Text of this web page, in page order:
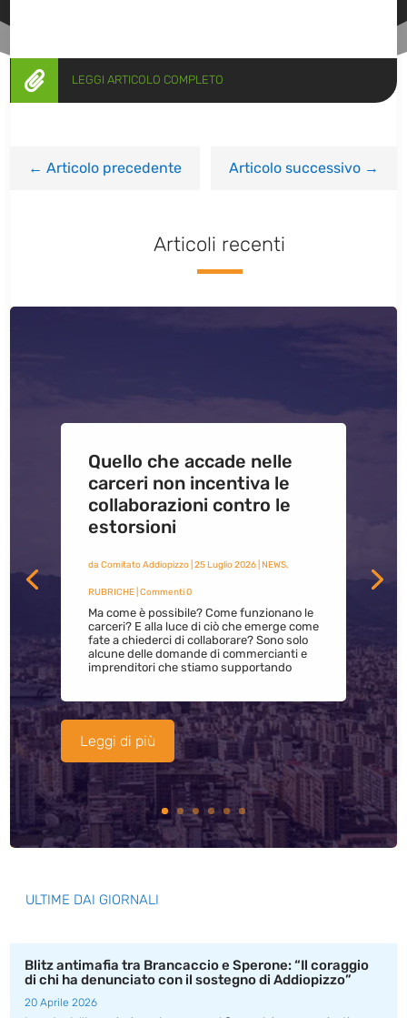
 LEGGI ARTICOLO COMPLETO
←Articolo precedente Articolo successivo→
Articoli recenti
Quello che accade nelle
carceri non incentiva le
collaborazioni contro le
estorsioni
da Comitato Addiopizzo| 25 Luglio 2026| NEWS,
RUBRICHE| Commenti 0
Ma come è possibile? Come funzionano le
carceri? E alla luce di ciò che emerge come
fate a chiederci di collaborare? Sono solo
alcune delle domande di commercianti e
imprenditori che stiamo supportando
Leggi di più
ULTIME DAI GIORNALI
Blitz antimafia tra Brancaccio e Sperone: “Il coraggio
di chi ha denunciato con il sostegno di Addiopizzo”
20 Aprile 2026